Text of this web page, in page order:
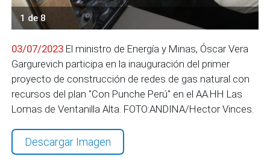
1 de 8
03/07/2023 El ministro de Energía y Minas, Óscar Vera
Gargurevich participa en la inauguración del primer
proyecto de construcción de redes de gas natural con
recursos del plan "Con Punche Perú" en el AA.HH Las
Lomas de Ventanilla Alta. FOTO:ANDINA/Hector Vinces.
Descargar Imagen